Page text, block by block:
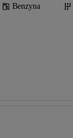
Benzyna